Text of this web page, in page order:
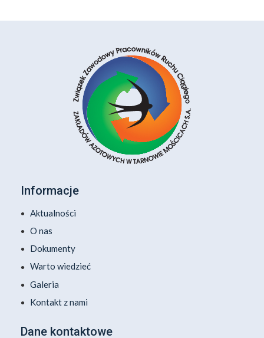
Informacje
Aktualności
O nas
Dokumenty
Warto wiedzieć
Galeria
Kontakt z nami
Dane kontaktowe